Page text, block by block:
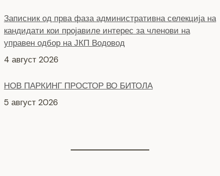
4 август 2026
НОВ ПАРКИНГ ПРОСТОР ВО БИТОЛА
5 август 2026
Интервју со кандидати за Надзорен одбор кои
продолжуваат во втора фаза ЈКП Водовод